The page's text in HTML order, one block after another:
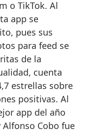
o TikTok. Al
app se
pues sus
para feed se
de la
cuenta
estrellas sobre
positivas. Al
app del año
Alfonso Cobo fue